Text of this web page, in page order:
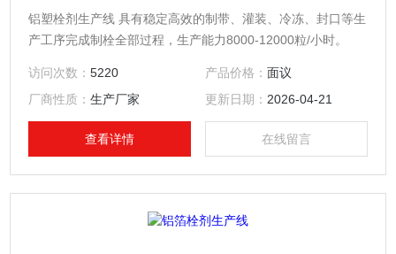
铝塑栓剂生产线 具有稳定高效的制带、灌装、冷冻、封口等生
产工序完成制栓全部过程，生产能力8000-12000粒/小时。
访问次数：5220 产品价格： 面议
厂商性质：生产厂家 更新日期： 2026-04-21
查看详情 在线留言